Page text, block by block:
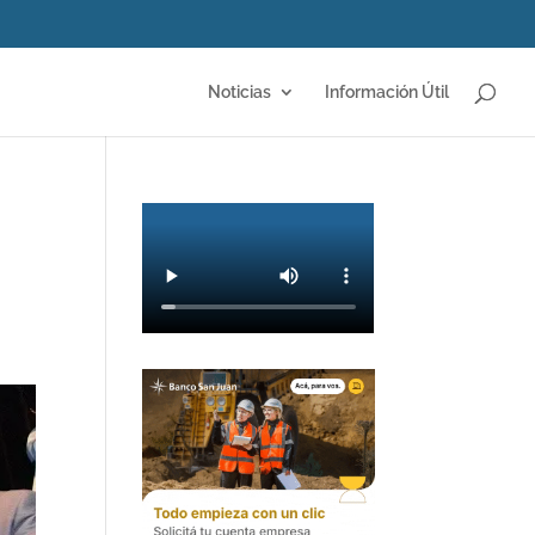
Noticias Información Útil